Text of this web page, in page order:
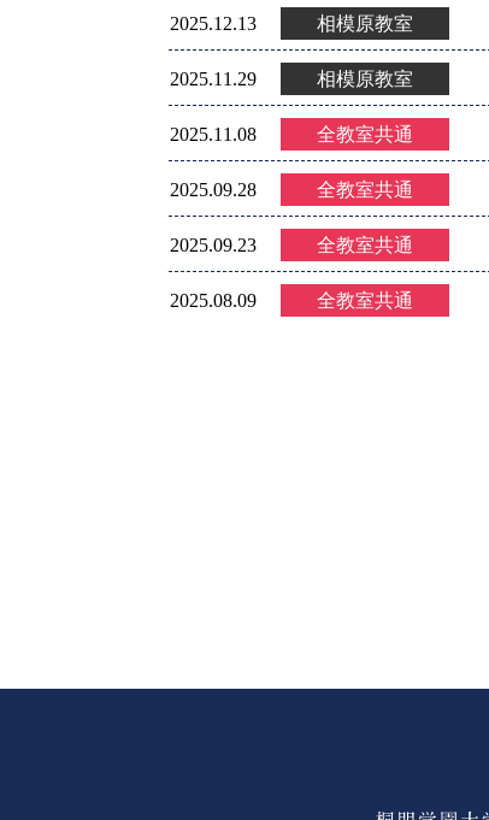
2025.12.13 相模原教室
2025.11.29 相模原教室
2025.11.08 全教室共通
2025.09.28 全教室共通
2025.09.23 全教室共通
2025.08.09 全教室共通